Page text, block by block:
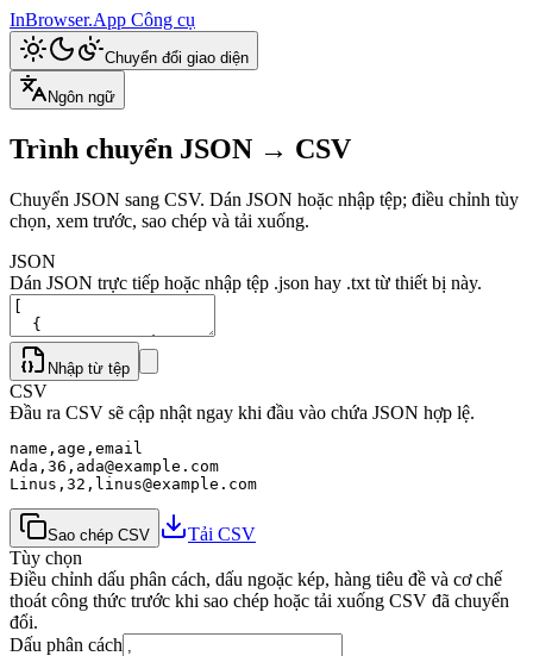
InBrowser.App Công cụ
Chuyển đổi giao diện
Ngôn ngữ
Trình chuyển JSON → CSV
Chuyển JSON sang CSV. Dán JSON hoặc nhập tệp; điều chỉnh tùy
chọn, xem trước, sao chép và tải xuống.
JSON
Dán JSON trực tiếp hoặc nhập tệp .json hay .txt từ thiết bị này.
Nhập từ tệp
CSV
Đầu ra CSV sẽ cập nhật ngay khi đầu vào chứa JSON hợp lệ.
name,age,email
Ada,36,ada@example.com
Linus,32,linus@example.com
Sao chép CSV
Tải CSV
Tùy chọn
Điều chỉnh dấu phân cách, dấu ngoặc kép, hàng tiêu đề và cơ chế
thoát công thức trước khi sao chép hoặc tải xuống CSV đã chuyển
đổi.
Dấu phân cách